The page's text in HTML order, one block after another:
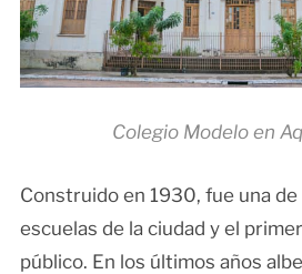
Colegio Modelo en
Construido en 1930, fue una
escuelas de la ciudad y el
público. En los últimos años